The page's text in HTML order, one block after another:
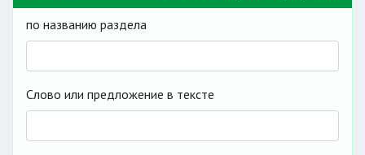
по названию раздела
Слово или предложение в тексте